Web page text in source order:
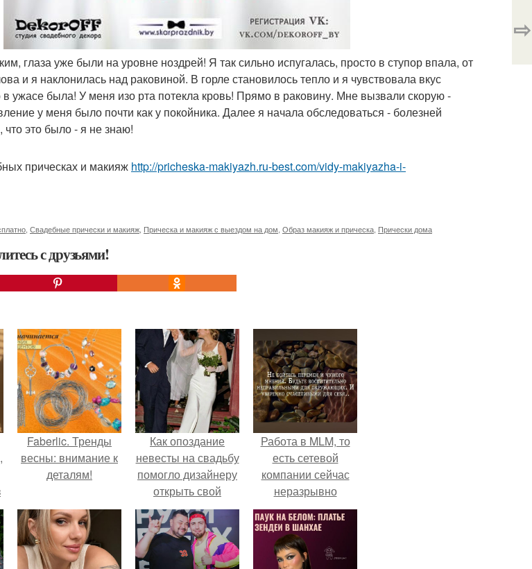
глаза уже были на уровне ноздрей! Я так сильно испугалась, просто в ступор впала, от
и я наклонилась над раковиной. В горле становилось тепло и я чувствовала вкус
ужасе была! У меня изо рта потекла кровь! Прямо в раковину. Мне вызвали скорую -
у меня было почти как у покойника. Далее я начала обследоваться - болезней
это было - я не знаю!
прическах и макияж http://pricheska-makiyazh.ru-best.com/vidy-makiyazha-i-
Свадебные прически и макияж Прическа и макияж с выездом на дом Образ макияж и прическа Прически дома
с друзьями!
⇨
Faberlic. Тренды
весны: внимание к
деталям!
Как опоздание
невесты на свадьбу
помогло дизайнеру
открыть свой
бренд.
Работа в MLM, то
есть сетевой
компании сейчас
неразрывно
связана с создание
своего контента,
своей страницы в
соц сетях.